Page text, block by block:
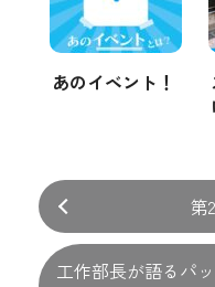
あのイベント！
第
工作部長が語るパ